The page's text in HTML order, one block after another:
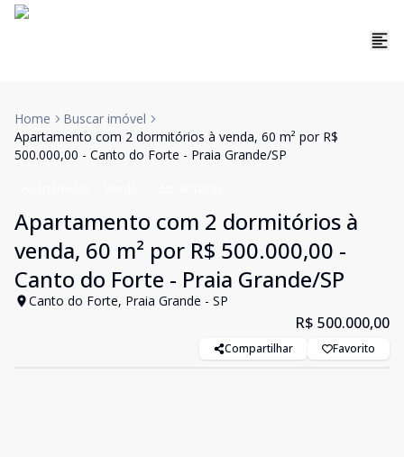
Home
Buscar imóvel
Apartamento com 2 dormitórios à venda, 60 m² por R$
500.000,00 - Canto do Forte - Praia Grande/SP
Apartamento com 2 dormitórios à
venda, 60 m² por R$ 500.000,00 -
Canto do Forte - Praia Grande/SP
Canto do Forte, Praia Grande - SP
R$ 500.000,00
Compartilhar Favorito